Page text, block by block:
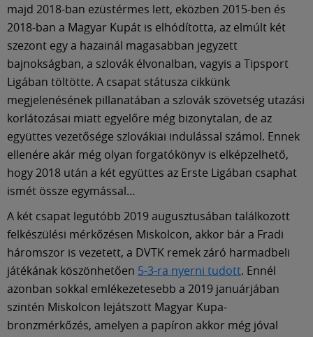
majd 2018-ban ezüstérmes lett, eközben 2015-ben és
2018-ban a Magyar Kupát is elhódította, az elmúlt két
szezont egy a hazainál magasabban jegyzett
bajnokságban, a szlovák élvonalban, vagyis a Tipsport
Ligában töltötte. A csapat státusza cikkünk
megjelenésének pillanatában a szlovák szövetség utazási
korlátozásai miatt egyelőre még bizonytalan, de az
együttes vezetősége szlovákiai indulással számol. Ennek
ellenére akár még olyan forgatókönyv is elképzelhető,
hogy 2018 után a két együttes az Erste Ligában csaphat
ismét össze egymással…
A két csapat legutóbb 2019 augusztusában találkozott
felkészülési mérkőzésen Miskolcon, akkor bár a Fradi
háromszor is vezetett, a DVTK remek záró harmadbeli
játékának köszönhetően 5-3-ra nyerni tudott. Ennél
azonban sokkal emlékezetesebb a 2019 januárjában
szintén Miskolcon lejátszott Magyar Kupa-
bronzmérkőzés, amelyen a papíron akkor még jóval